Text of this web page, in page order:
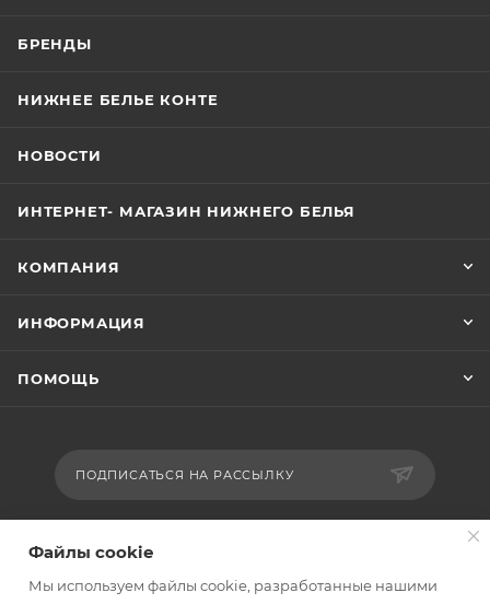
БРЕНДЫ
НИЖНЕЕ БЕЛЬЕ КОНТЕ
НОВОСТИ
ИНТЕРНЕТ- МАГАЗИН НИЖНЕГО БЕЛЬЯ
КОМПАНИЯ
ИНФОРМАЦИЯ
ПОМОЩЬ
ПОДПИСАТЬСЯ НА РАССЫЛКУ
kypioptomb2b@mail.ru
Файлы cookie
Мы используем файлы cookie, разработанные нашими